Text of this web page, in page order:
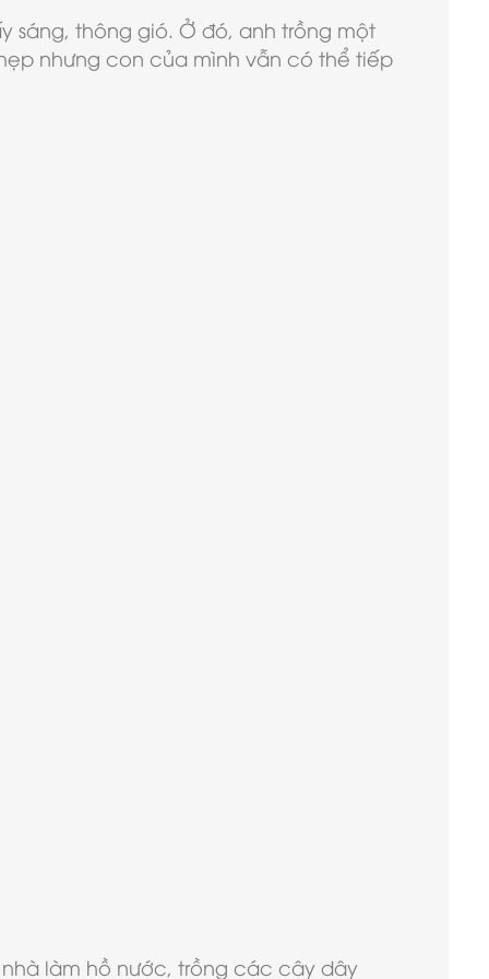
sáng, thông gió. Ở đó, anh trồng một
nhưng con của mình vẫn có thể tiếp
nhà làm hồ nước, trồng các cây dây